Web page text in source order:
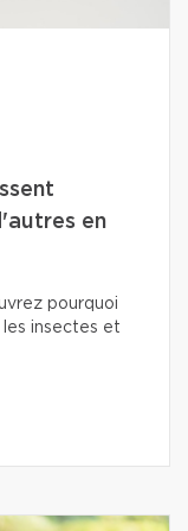
en
pourquoi
insectes et